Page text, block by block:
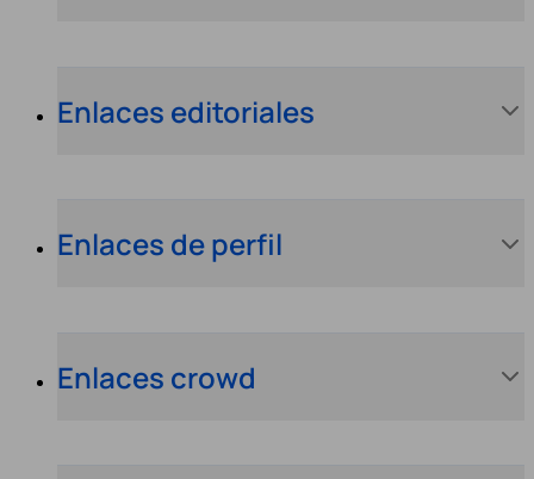
Enlaces editoriales
Enlaces de perfil
Enlaces crowd